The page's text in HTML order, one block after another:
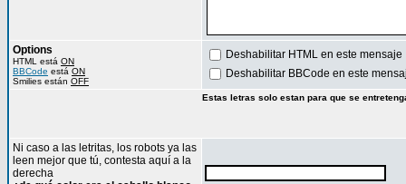
Options
HTML está ON
BBCode está ON
Smilies están OFF
Deshabilitar HTML en este mensaje
Deshabilitar BBCode en este
Estas letras solo estan para que se
Ni caso a las letritas, los robots ya las
leen mejor que tú, contesta aquí a la
derecha